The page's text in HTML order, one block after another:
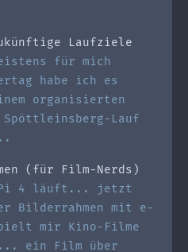
Laufziele
für mich
habe ich es
organisierten
Lauf
(für Film-Nerds)
Pi 4 läuft... jetzt
Bilderrahmen mit e-
mir Kino-Filme
ein Film über